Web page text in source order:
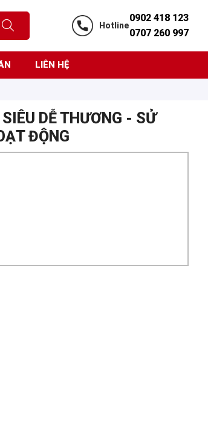
Hotline
0902 418 123
0707 260 997
LIÊN HỆ
DỄ THƯƠNG - SỬ
ĐỘNG